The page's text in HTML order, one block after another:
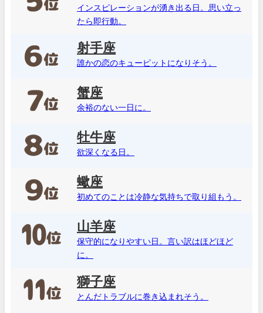
インスピレーションが湧き出る日。思い立っ
たら即行動。
射手座
誰かの恋のキューピットになりそう。
蟹座
余裕のない一日に。
牡牛座
欲深くなる日。
蠍座
初めてのことは冷静な気持ちで取り組もう。
山羊座
保守的になりやすい日。言い訳はほどほど
に。
獅子座
とんだトラブルに巻き込まれそう。